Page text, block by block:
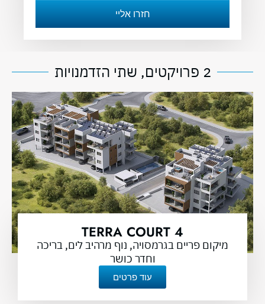
חזרו אליי
2 פרויקטים, שתי הזדמנויות
TERRA COURT 4
מיקום פריים בגרמסויה, נוף מרהיב לים, בריכה
וחדר כושר
עוד פרטים